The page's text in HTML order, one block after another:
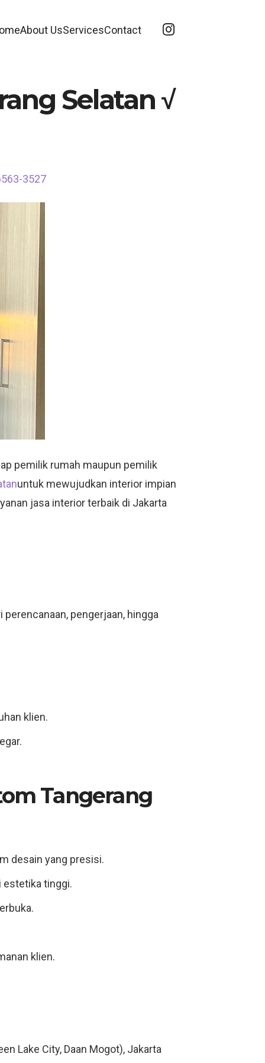
About UsServicesContact
Selatan √
3527
pemilik rumah maupun pemilik
untuk mewujudkan interior impian
jasa interior terbaik di Jakarta
pengerjaan, hingga
klien.
Tangerang
desain yang presisi.
estetika tinggi.
klien.
Lake City, Daan Mogot), Jakarta